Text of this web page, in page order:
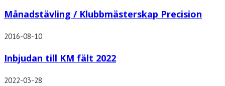
Månadstävling / Klubbmästerskap Precision
2016-08-10
Inbjudan till KM fält 2022
2022-03-28